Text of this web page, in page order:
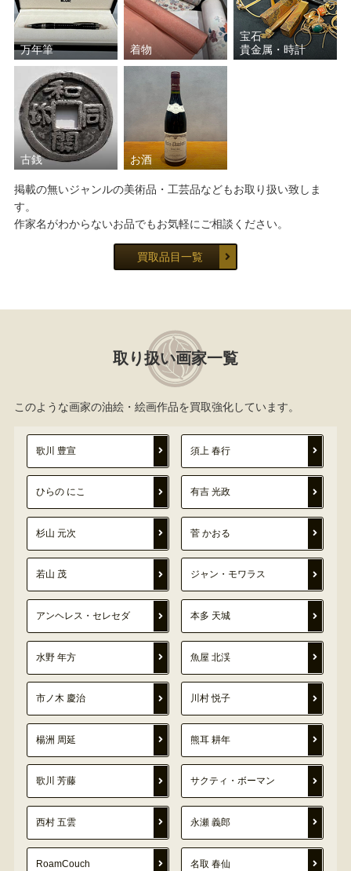
万年筆 着物
宝石
貴金属・時計
古銭 お酒
掲載の無いジャンルの美術品・工芸品などもお取り扱い致しま
す。
作家名がわからないお品でもお気軽にご相談ください。
買取品目一覧
取り扱い画家一覧
このような画家の油絵・絵画作品を買取強化しています。
歌川 豊宣 須上 春行
ひらの にこ 有吉 光政
杉山 元次 菅 かおる
若山 茂 ジャン・モワラス
アンヘレス・セレセダ 本多 天城
水野 年方 魚屋 北渓
市ノ木 慶治 川村 悦子
楊洲 周延 熊耳 耕年
歌川 芳藤 サクティ・ボーマン
西村 五雲 永瀬 義郎
RoamCouch 名取 春仙